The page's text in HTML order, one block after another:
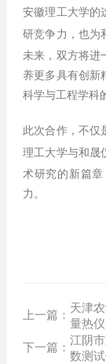
安徽理工大学的
研竞争力，也为
未来，双方将进
养更多具有创新
科学与工程学科
此次合作，不仅
理工大学与和晟
术研究的新篇
力。
上一篇：
天津
量热仪
下一篇：
江阴
数测